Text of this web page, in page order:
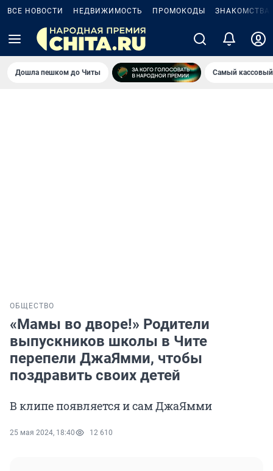
ВСЕ НОВОСТИ НЕДВИЖИМОСТЬ ПРОМОКОДЫ ЗНАКОМСТВА
Дошла пешком до Читы Самый
ОБЩЕСТВО
«Мамы во дворе!» Родители
выпускников школы в Чите
перепели ДжаЯмми, чтобы
поздравить своих детей
В клипе появляется и сам ДжаЯмми
25 мая 2024, 18:40 12 610